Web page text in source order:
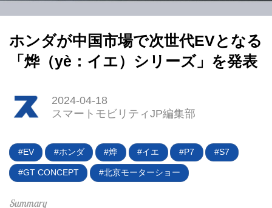
ホンダが中国市場で次世代EVとなる
「烨（yè：イエ）シリーズ」を発表
2024-04-18
スマートモビリティJP編集部
EV ホンダ 烨 イエ P7 S7
GT CONCEPT 北京モーターショー